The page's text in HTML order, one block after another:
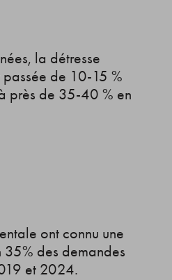
la détresse
de 10-15 %
près de 35-40 % en
ont connu une
des demandes
et 2024.